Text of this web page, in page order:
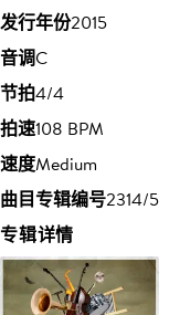
发行年份2015
音调C
节拍4/4
拍速108 BPM
速度Medium
曲目专辑编号2314/5
专辑详情